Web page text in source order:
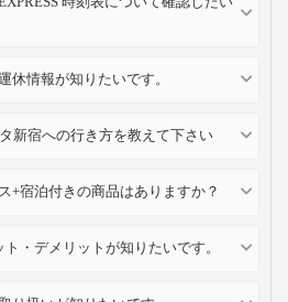
休情報が知りたいです。
新宿への行き方を教えて下さい
+宿泊付きの商品はありますか？
・デメリットが知りたいです。